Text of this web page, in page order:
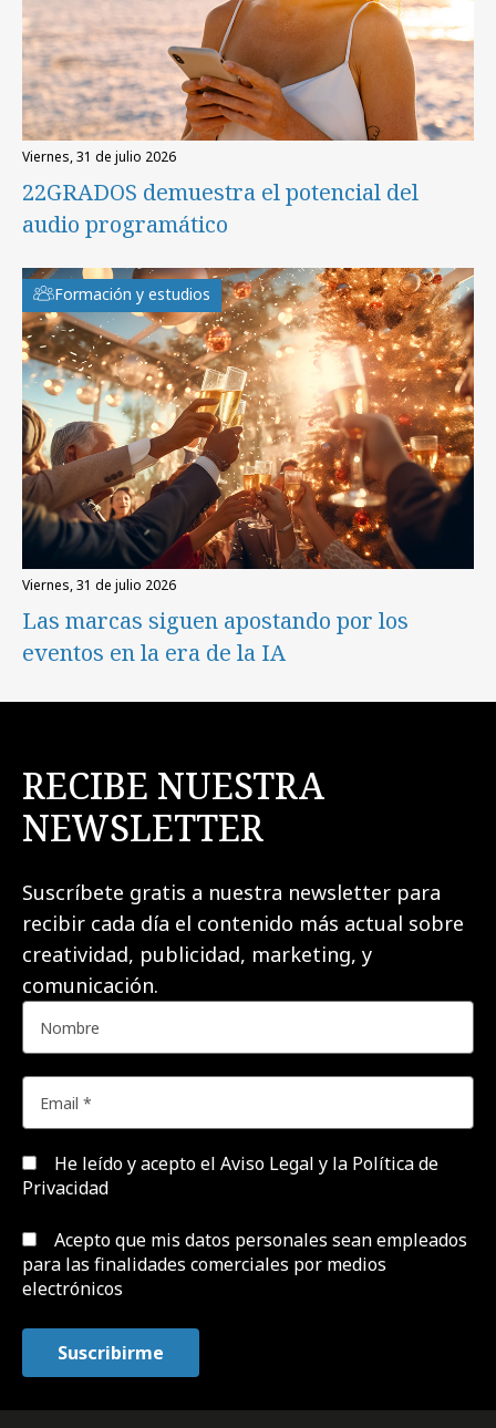
viernes, 31 de julio 2026
22GRADOS demuestra el potencial del
audio programático
Formación y estudios
viernes, 31 de julio 2026
Las marcas siguen apostando por los
eventos en la era de la IA
RECIBE NUESTRA
NEWSLETTER
Suscríbete gratis a nuestra newsletter para
recibir cada día el contenido más actual sobre
creatividad, publicidad, marketing, y
comunicación.
He leído y acepto el Aviso Legal y la Política de
Privacidad
Acepto que mis datos personales sean empleados
para las finalidades comerciales por medios
electrónicos